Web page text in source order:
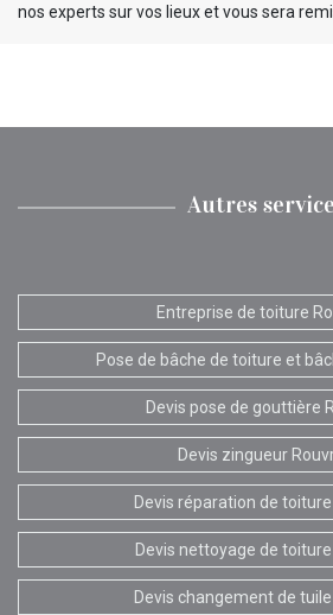
nos experts sur vos lieux et vous sera
Autres
Entreprise de toiture
Pose de bâche de toiture et
Devis pose de gouttière
Devis zingueur
Devis réparation de
Devis nettoyage de
Devis changement de